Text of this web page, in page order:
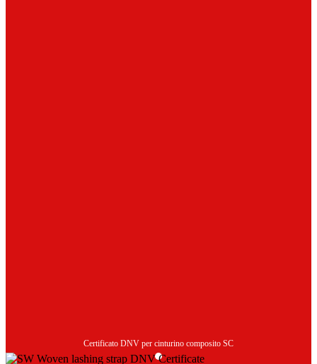
Certificato DNV per cinturino composito SC